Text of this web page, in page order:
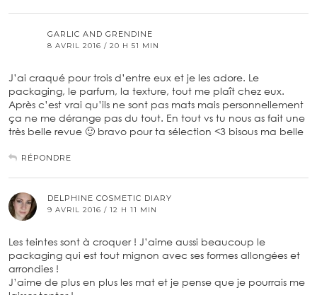
GARLIC AND GRENDINE
8 AVRIL 2016 / 20 H 51 MIN
J’ai craqué pour trois d’entre eux et je les adore. Le
packaging, le parfum, la texture, tout me plaît chez eux.
Après c’est vrai qu’ils ne sont pas mats mais personnellement
ça ne me dérange pas du tout. En tout vs tu nous as fait une
très belle revue 🙂 bravo pour ta sélection <3 bisous ma belle
RÉPONDRE
DELPHINE COSMETIC DIARY
9 AVRIL 2016 / 12 H 11 MIN
Les teintes sont à croquer ! J’aime aussi beaucoup le
packaging qui est tout mignon avec ses formes allongées et
arrondies !
J’aime de plus en plus les mat et je pense que je pourrais me